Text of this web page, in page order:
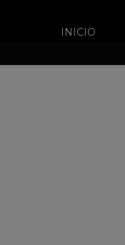
INICIO